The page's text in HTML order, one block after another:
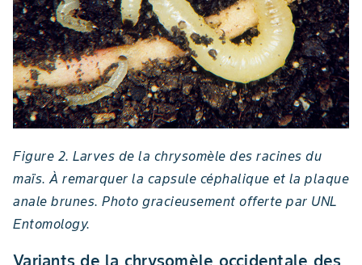
Figure 2. Larves de la chrysomèle des racines du
maïs. À remarquer la capsule céphalique et la plaque
anale brunes. Photo gracieusement offerte par UNL
Entomology.